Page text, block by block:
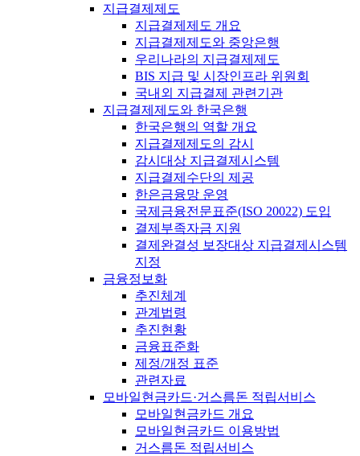
지급결제제도
지급결제제도 개요
지급결제제도와 중앙은행
우리나라의 지급결제제도
BIS 지급 및 시장인프라 위원회
국내외 지급결제 관련기관
지급결제제도와 한국은행
한국은행의 역할 개요
지급결제제도의 감시
감시대상 지급결제시스템
지급결제수단의 제공
한은금융망 운영
국제금융전문표준(ISO 20022) 도입
결제부족자금 지원
결제완결성 보장대상 지급결제시스템
지정
금융정보화
추진체계
관계법령
추진현황
금융표준화
제정/개정 표준
관련자료
모바일현금카드·거스름돈 적립서비스
모바일현금카드 개요
모바일현금카드 이용방법
거스름돈 적립서비스